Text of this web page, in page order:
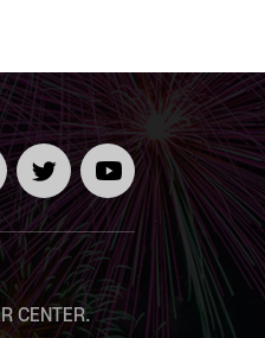
트위터 유튜브
CENTER.